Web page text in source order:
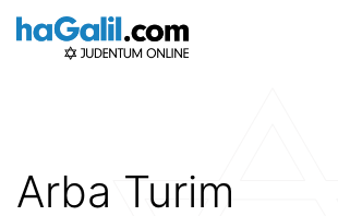
Zum
Inhalt
Arba Turim